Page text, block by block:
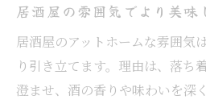
居酒屋の雰囲気でより美味
居酒屋のアットホームな雰囲気
り引き立てます。理由は、落ち
澄ませ、酒の香りや味わいを深